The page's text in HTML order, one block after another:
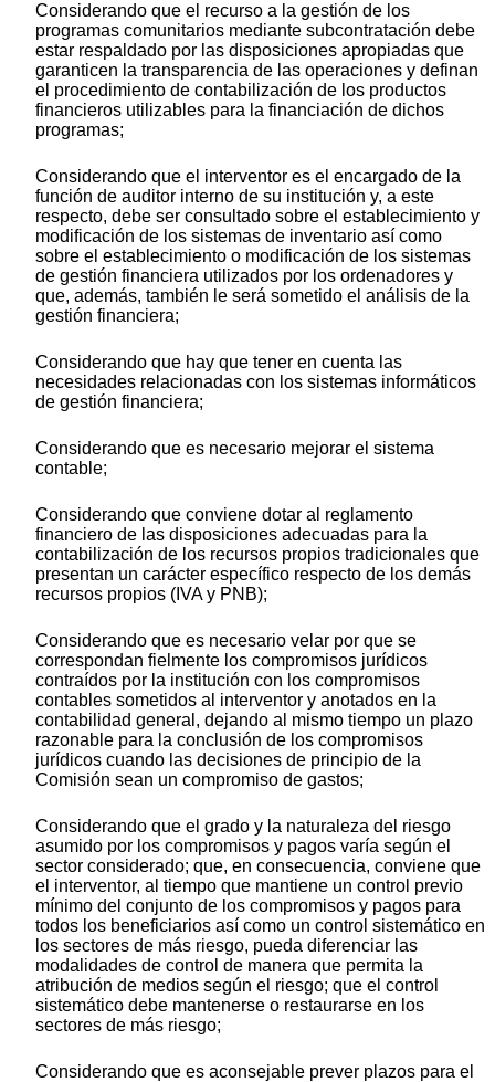
Considerando que el recurso a la gestión de los
programas comunitarios mediante subcontratación debe
estar respaldado por las disposiciones apropiadas que
garanticen la transparencia de las operaciones y definan
el procedimiento de contabilización de los productos
financieros utilizables para la financiación de dichos
programas;
Considerando que el interventor es el encargado de la
función de auditor interno de su institución y, a este
respecto, debe ser consultado sobre el establecimiento y
modificación de los sistemas de inventario así como
sobre el establecimiento o modificación de los sistemas
de gestión financiera utilizados por los ordenadores y
que, además, también le será sometido el análisis de la
gestión financiera;
Considerando que hay que tener en cuenta las
necesidades relacionadas con los sistemas informáticos
de gestión financiera;
Considerando que es necesario mejorar el sistema
contable;
Considerando que conviene dotar al reglamento
financiero de las disposiciones adecuadas para la
contabilización de los recursos propios tradicionales que
presentan un carácter específico respecto de los demás
recursos propios (IVA y PNB);
Considerando que es necesario velar por que se
correspondan fielmente los compromisos jurídicos
contraídos por la institución con los compromisos
contables sometidos al interventor y anotados en la
contabilidad general, dejando al mismo tiempo un plazo
razonable para la conclusión de los compromisos
jurídicos cuando las decisiones de principio de la
Comisión sean un compromiso de gastos;
Considerando que el grado y la naturaleza del riesgo
asumido por los compromisos y pagos varía según el
sector considerado; que, en consecuencia, conviene que
el interventor, al tiempo que mantiene un control previo
mínimo del conjunto de los compromisos y pagos para
todos los beneficiarios así como un control sistemático en
los sectores de más riesgo, pueda diferenciar las
modalidades de control de manera que permita la
atribución de medios según el riesgo; que el control
sistemático debe mantenerse o restaurarse en los
sectores de más riesgo;
Considerando que es aconsejable prever plazos para el